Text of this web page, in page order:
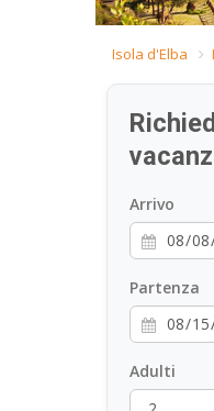
Isola d'Elba
Arrivo
Partenza
Adulti